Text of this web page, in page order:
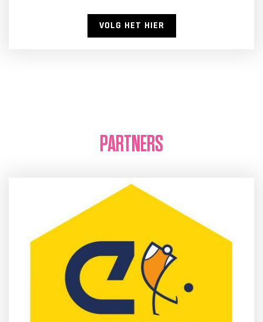
VOLG HET HIER
PARTNERS